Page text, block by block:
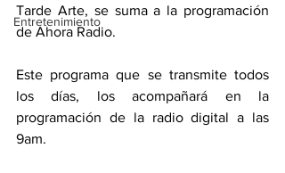
Entretenimiento
Tarde Arte, se suma a la programación
de Ahora Radio.
Este programa que se transmite todos
los días, los acompañará en la
programación de la radio digital a las
9am.